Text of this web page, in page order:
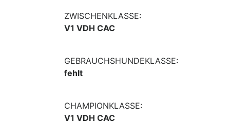
ZWISCHENKLASSE:
V1 VDH CAC
GEBRAUCHSHUNDEKLASSE:
fehlt
CHAMPIONKLASSE:
V1 VDH CAC